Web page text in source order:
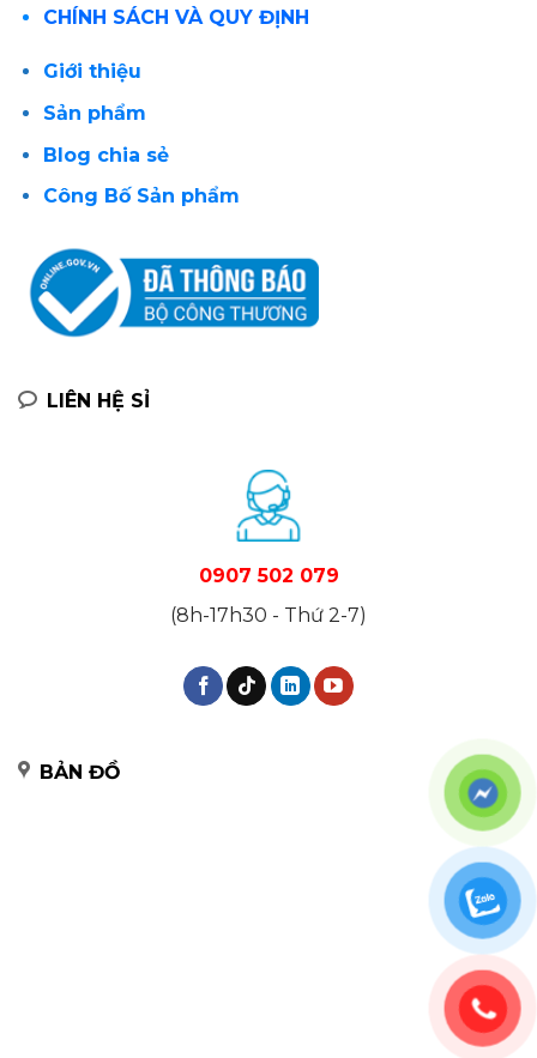
CHÍNH SÁCH VÀ QUY ĐỊNH
Giới thiệu
Sản phẩm
Blog chia sẻ
Công Bố Sản phẩm
LIÊN HỆ SỈ
0907 502 079
(8h-17h30 - Thứ 2-7)
BẢN ĐỒ